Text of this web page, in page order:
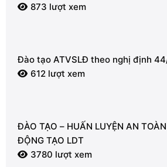
873 lượt xem
Đào tạo ATVSLĐ theo nghị định
612 lượt xem
ĐÀO TẠO – HUẤN LUYỆN AN
ĐỘNG TẠO LDT
3780 lượt xem